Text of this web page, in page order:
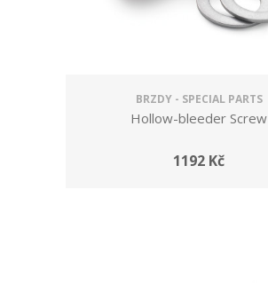
BRZDY - SPECIAL PARTS
Hollow-bleeder Screw
1192 Kč